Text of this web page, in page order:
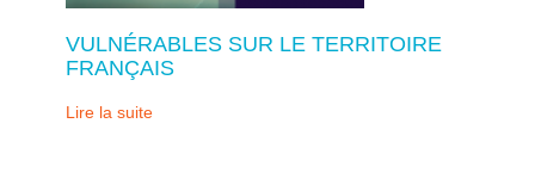
VULNÉRABLES SUR LE TERRITOIRE
FRANÇAIS
Lire la suite